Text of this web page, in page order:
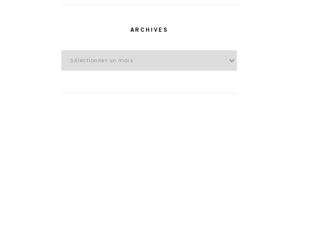
ARCHIVES
Archives